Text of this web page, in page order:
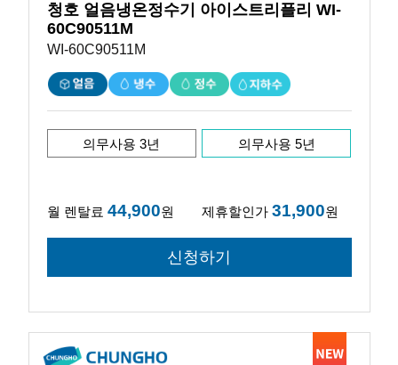
청호 얼음냉온정수기 아이스트리플리 WI-
60C90511M
WI-60C90511M
의무사용 3년 의무사용 5년
월 렌탈료 44,900원 제휴할인가31,900원